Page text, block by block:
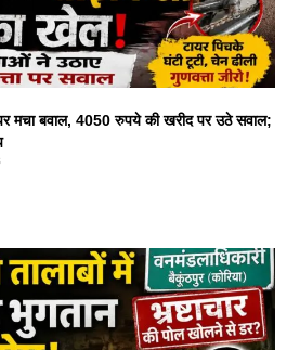
पर मचा बवाल, 4050 रुपये की खरीद पर उठे सवाल;